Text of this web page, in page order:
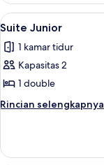
Keluarga
Lihat
semua
foto
untuk
Suite
Junior
5
Suite Junior
1 kamar tidur
Kapasitas 2
1 double
Rincian selengkapnya
Rincian
Suite